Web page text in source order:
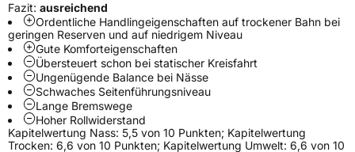
EU Label
EffizienzC
NasshaftungB
Rollgeräusch (Klasse)B
Fazit: ausreichend
Ordentliche Handlingeigenschaften auf trockener Bahn bei
geringen Reserven und auf niedrigem Niveau
Gute Komforteigenschaften
Übersteuert schon bei statischer Kreisfahrt
Ungenügende Balance bei Nässe
Schwaches Seitenführungsniveau
Lange Bremswege
Hoher Rollwiderstand
Kapitelwertung Nass: 5,5 von 10 Punkten; Kapitelwertung
Trocken: 6,6 von 10 Punkten; Kapitelwertung Umwelt: 6,6 von 10